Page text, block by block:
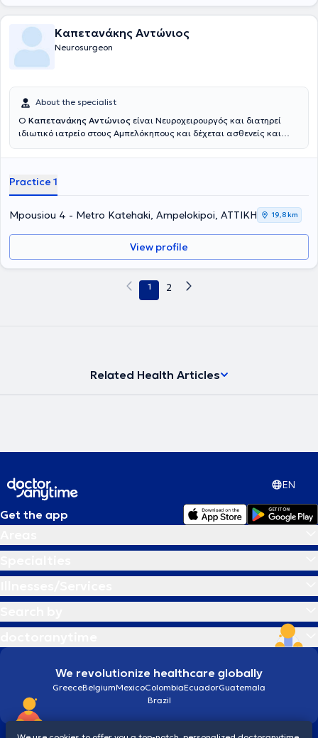
Καπετανάκης Αντώνιος
Neurosurgeon
About the specialist
Ο Καπετανάκης Αντώνιος είναι Νευροχειρουργός και διατηρεί
ιδιωτικό ιατρείο στους Αμπελόκηπους και δέχεται ασθενείς και
πτυχιούχος της Στρατιωτικής Ιατρικής του Αριστοτελείου
Νευροχειρουργικής από το νοσοκομείο του Ευαγγελισμού και από
την ιατρική σχολή του Πανεπιστημίου Αθηνών. Επίσης, εκπαιδεύτηκε
στην ελάχιστα επεμβατική εγκεφάλου στο Πανεπιστήμιο Mainz της
Γερμανίας. Υπήρξε επιμελητής Νευροχειρουργός στη
Νευροχειρουργική κλινική του νοσοκομείου της Αεροπορίας, καθώς
και στην Ευρωκλινική, όπως και διευθυντής Νευροχειρουργός στη
Νευροχειρουργική κλινική του νοσοκομείου της Αεροπορίας και στο
που απαντώνται σε όλο το φάσμα της Νευροχειρουργικής και πιο
συγκεκριμένα: Χειρουργική σπονδυλικής στήλης, Χειρουργική
Practice 1
Mpousiou 4 - Metro Katehaki, Ampelokipoi, ΑΤΤΙΚΗ 19,8 km
View profile
1 2
Related Health Articles
EN
Get the app
We revolutionize healthcare globally
GreeceBelgiumMexicoColombiaEcuadorGuatemala
Brazil